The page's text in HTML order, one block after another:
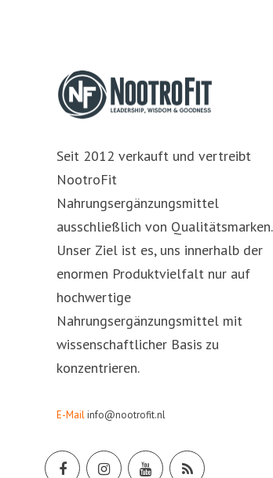
Seit 2012 verkauft und vertreibt
NootroFit
Nahrungsergänzungsmittel
ausschließlich von Qualitätsmarken.
Unser Ziel ist es, uns innerhalb der
enormen Produktvielfalt nur auf
hochwertige
Nahrungsergänzungsmittel mit
wissenschaftlicher Basis zu
konzentrieren.
E-Mailinfo@nootrofit.nl